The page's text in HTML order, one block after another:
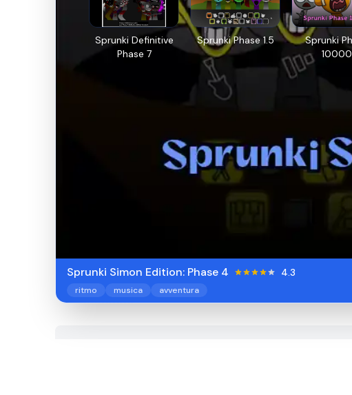
Sprunki Definitive
Phase 7
Sprunki Phase 1.5
Sprunki
10000
Sprunki Simon Edition: Phase 4 4.3
ritmo musica avventura